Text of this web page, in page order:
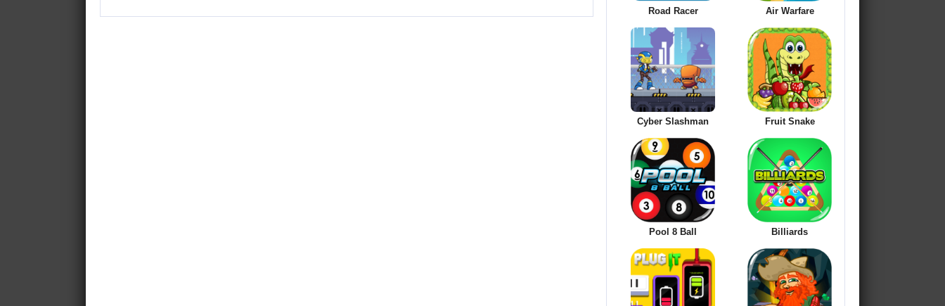
Road Racer Air Warfare
Cyber Slashman Fruit Snake
Pool 8 Ball Billiards